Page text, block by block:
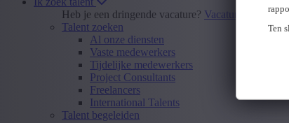
Ten
Heb je een dringende vacature? Vacature insturen
Talent zoeken
Al onze diensten
Vaste medewerkers
Tijdelijke medewerkers
Project Consultants
Freelancers
International Talents
Talent begeleiden